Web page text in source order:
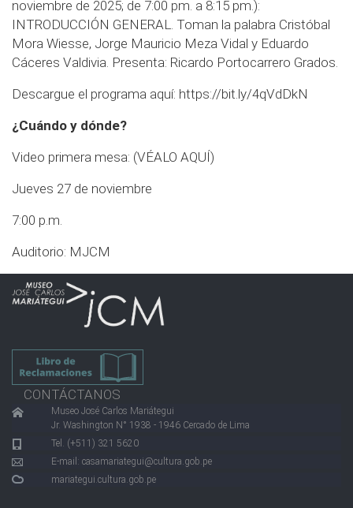
noviembre de 2025; de 7:00 pm. a 8:15 pm.):
INTRODUCCIÓN GENERAL. Toman la palabra Cristóbal
Mora Wiesse, Jorge Mauricio Meza Vidal y Eduardo
Cáceres Valdivia. Presenta: Ricardo Portocarrero Grados.
Descargue el programa aquí: https://bit.ly/4qVdDkN
¿Cuándo y dónde?
Video primera mesa: (VÉALO AQUÍ)
Jueves 27 de noviembre
7:00 p.m.
Auditorio: MJCM
CONTÁCTANOS
Museo José Carlos Mariátegui
Jr. Washington N° 1938 - 1946 Cercado de Lima
Tel. (+511) 321 5620
E-mail: casamariategui@cultura.gob.pe
mariategui.cultura.gob.pe